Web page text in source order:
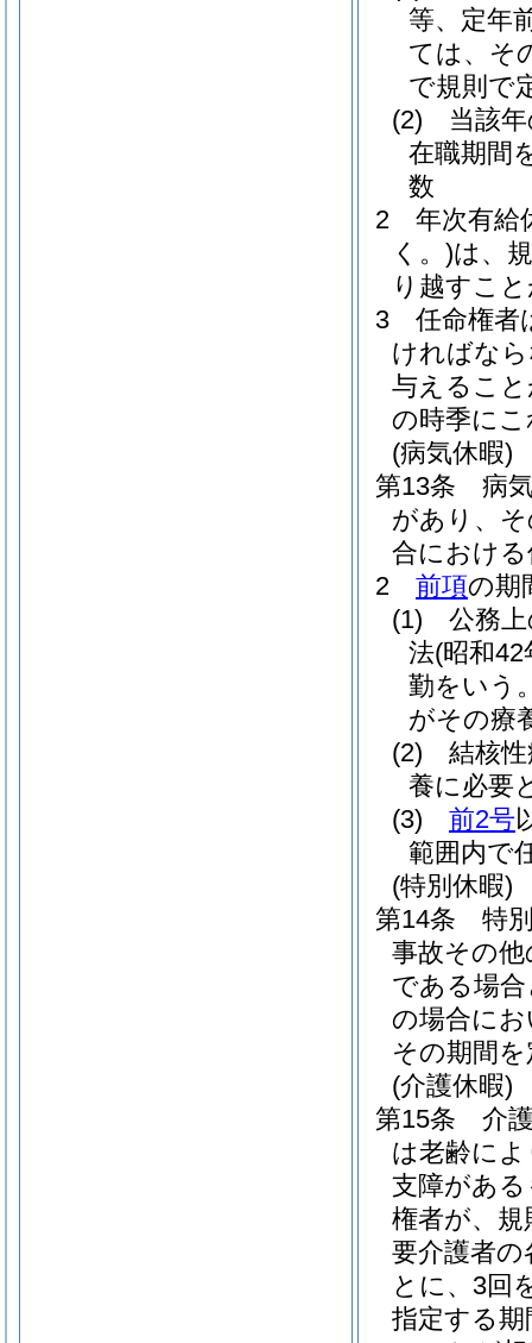
等、定年
ては、そ
で規則で
(2)
当該
在職期間
数
2
年次有給
く。)は、
り越すこ
3
任命権者
ければな
与えるこ
の時季に
(病気休暇)
第13条
病
があり、
合におけ
2
前項の期
(1)
公務
法(昭和42
勤をいう
がその療
(2)
結核
養に必要
(3)
前2号
範囲内で
(特別休暇)
第14条
特
事故その
である場
の場合に
その期間
(介護休暇)
第15条
介
は老齢に
支障があ
権者が、
要介護者
とに、3回
指定する期